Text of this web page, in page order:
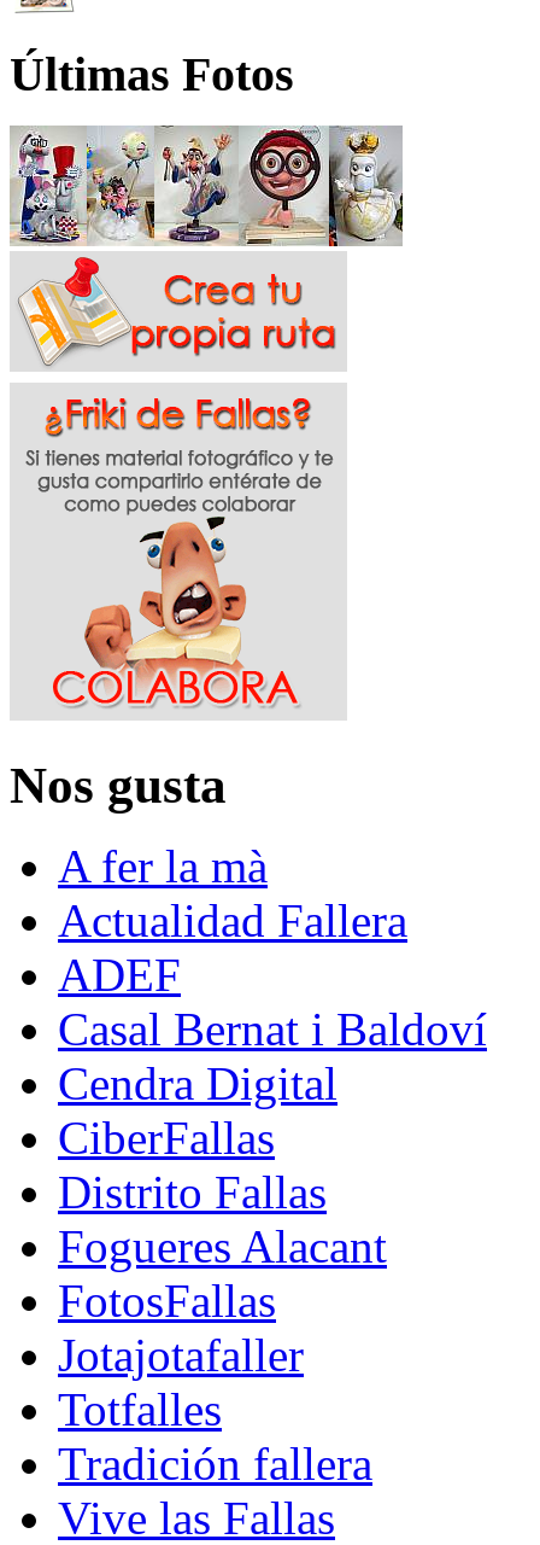
Últimas Fotos
Nos gusta
A fer la mà
Actualidad Fallera
ADEF
Casal Bernat i Baldoví
Cendra Digital
CiberFallas
Distrito Fallas
Fogueres Alacant
FotosFallas
Jotajotafaller
Totfalles
Tradición fallera
Vive las Fallas